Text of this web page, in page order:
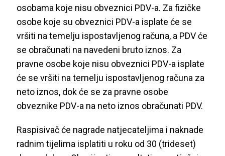
osobama koje nisu obveznici PDV-a. Za fizičke
osobe koje su obveznici PDV-a isplate će se
vršiti na temelju ispostavljenog računa, a PDV će
se obračunati na navedeni bruto iznos. Za
pravne osobe koje nisu obveznici PDV-a isplate
će se vršiti na temelju ispostavljenog računa za
neto iznos, dok će se za pravne osobe
obveznike PDV-a na neto iznos obračunati PDV.
Raspisivač će nagrade natjecateljima i naknade
radnim tijelima isplatiti u roku od 30 (trideset)